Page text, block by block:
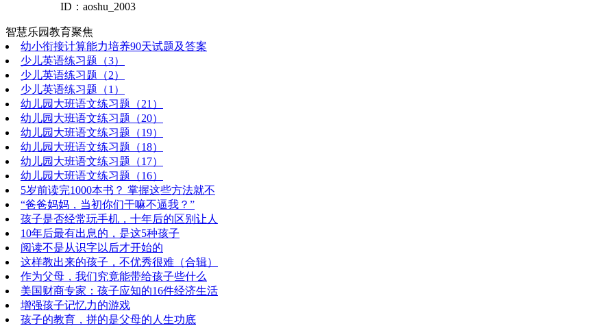
ID：aoshu_2003
智慧乐园教育聚焦
幼小衔接计算能力培养90天试题及答案
少儿英语练习题（3）
少儿英语练习题（2）
少儿英语练习题（1）
幼儿园大班语文练习题（21）
幼儿园大班语文练习题（20）
幼儿园大班语文练习题（19）
幼儿园大班语文练习题（18）
幼儿园大班语文练习题（17）
幼儿园大班语文练习题（16）
5岁前读完1000本书？ 掌握这些方法就不
“爸爸妈妈，当初你们干嘛不逼我？”
孩子是否经常玩手机，十年后的区别让人
10年后最有出息的，是这5种孩子
阅读不是从识字以后才开始的
这样教出来的孩子，不优秀很难（合辑）
作为父母，我们究竟能带给孩子些什么
美国财商专家：孩子应知的16件经济生活
增强孩子记忆力的游戏
孩子的教育，拼的是父母的人生功底